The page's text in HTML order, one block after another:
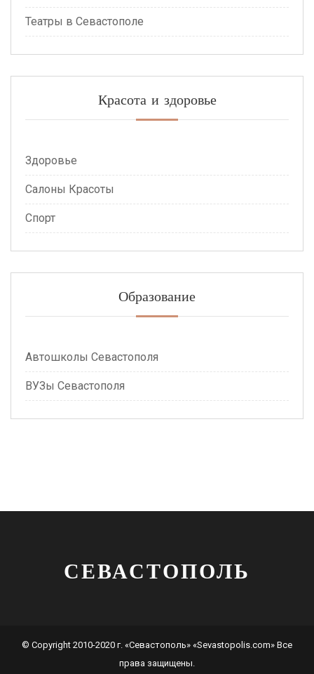
Театры в Севастополе
Красота и здоровье
Здоровье
Салоны Красоты
Спорт
Образование
Автошколы Севастополя
ВУЗы Севастополя
СЕВАСТОПОЛЬ
© Copyright 2010-2020 г. «Севастополь» «Sevastopolis.com» Все
права защищены.